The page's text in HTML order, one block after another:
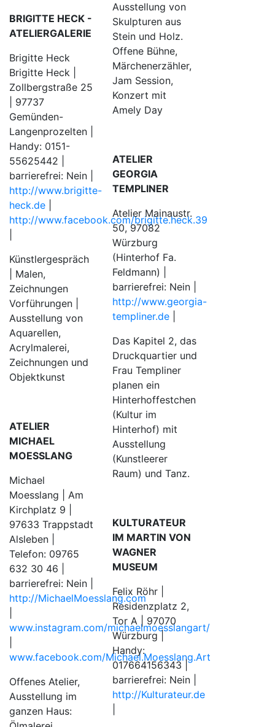
BRIGITTE HECK -
ATELIERGALERIE
Brigitte Heck
Brigitte Heck |
Zollbergstraße 25
| 97737
Gemünden-
Langenprozelten |
Handy: 0151-
55625442 |
barrierefrei: Nein |
http://www.brigitte-
heck.de
http://www.facebook.com/brigitte.heck.39
Künstlergespräch
| Malen,
Zeichnungen
Vorführungen |
Ausstellung von
Aquarellen,
Acrylmalerei,
Zeichnungen und
Objektkunst
ATELIER
MICHAEL
MOESSLANG
Michael
Moesslang | Am
Kirchplatz 9 |
97633 Trappstadt
Alsleben |
Telefon: 09765
632 30 46 |
barrierefrei: Nein |
http://MichaelMoesslang.com
www.instagram.com/michaelmoesslangart/
www.facebook.com/Michael.Moesslang.Art
Offenes Atelier,
Ausstellung im
ganzen Haus:
Ausstellung von
Skulpturen aus
Stein und Holz.
Offene Bühne,
Märchenerzähler,
Jam Session,
Konzert mit
Amely Day
ATELIER
GEORGIA
TEMPLINER
Atelier Mainaustr.
50, 97082
Würzburg
(Hinterhof Fa.
Feldmann) |
barrierefrei: Nein |
http://www.georgia-
templiner.de
Das Kapitel 2, das
Druckquartier und
Frau Templiner
planen ein
Hinterhoffestchen
(Kultur im
Hinterhof) mit
Ausstellung
(Kunstleerer
Raum) und Tanz.
KULTURATEUR
IM MARTIN VON
WAGNER
MUSEUM
Felix Röhr |
Residenzplatz 2,
Tor A | 97070
Würzburg |
Handy:
017664156343 |
barrierefrei: Nein |
http://Kulturateur.de